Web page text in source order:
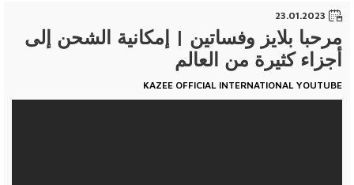
23.01.2023
مرحبا بلايز وفساتين | إمكانية الشحن إلى
أجزاء كثيرة من العالم
KAZEE OFFICIAL INTERNATIONAL YOUTUBE